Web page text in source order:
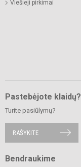
Viešieji pirkimai
Pastebėjote klaidų?
Turite pasiūlymų?
RAŠYKITE
Bendraukime